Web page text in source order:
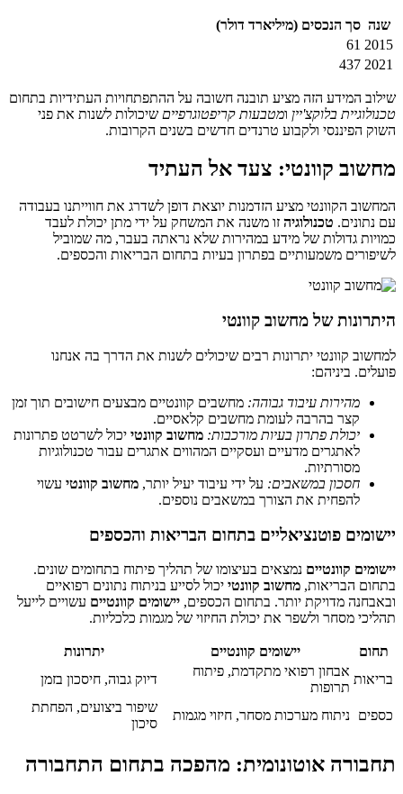
שנה סך הנכסים (מיליארד דולר)
2015
61
2021
437
שילוב המידע הזה מציע תובנה חשובה על ההתפתחויות העתידיות בתחום
טכנולוגיית בלוקצ'יין ומטבעות קריפטוגרפיים שיכולות לשנות את פני
השוק הפיננסי ולקבוע טרנדים חדשים בשנים הקרובות.
מחשוב קוונטי: צעד אל העתיד
המחשוב הקוונטי מציע הזדמנות יוצאת דופן לשדרג את חווייתנו בעבודה
עם נתונים. טכנולוגיה זו משנה את המשחק על ידי מתן יכולת לעבד
כמויות גדולות של מידע במהירות שלא נראתה בעבר, מה שמוביל
לשיפורים משמעותיים בפתרון בעיות בתחום הבריאות והכספים.
היתרונות של מחשוב קוונטי
למחשוב קוונטי יתרונות רבים שיכולים לשנות את הדרך בה אנחנו
פועלים. ביניהם:
מהירות עיבוד גבוהה: מחשבים קוונטיים מבצעים חישובים תוך זמן
קצר בהרבה לעומת מחשבים קלאסיים.
יכולת פתרון בעיות מורכבות: מחשוב קוונטי יכול לשרטט פתרונות
לאתגרים מדעיים ועסקיים המהווים אתגרים עבור טכנולוגיות
מסורתיות.
חסכון במשאבים: על ידי עיבוד יעיל יותר, מחשוב קוונטי עשוי
להפחית את הצורך במשאבים נוספים.
יישומים פוטנציאליים בתחום הבריאות והכספים
יישומים קוונטיים נמצאים בעיצומו של תהליך פיתוח בתחומים שונים.
בתחום הבריאות, מחשוב קוונטי יכול לסייע בניתוח נתונים רפואיים
ובאבחנה מדויקת יותר. בתחום הכספים, יישומים קוונטיים עשויים לייעל
תהליכי מסחר ולשפר את יכולת החיזוי של מגמות כלכליות.
תחום יישומים קוונטיים
יתרונות
בריאות
אבחון רפואי מתקדמת, פיתוח
תרופות
דיוק גבוה, חיסכון בזמן
כספים ניתוח מערכות מסחר, חיזוי מגמות
שיפור ביצועים, הפחתת
סיכון
תחבורה אוטונומית: מהפכה בתחום התחבורה